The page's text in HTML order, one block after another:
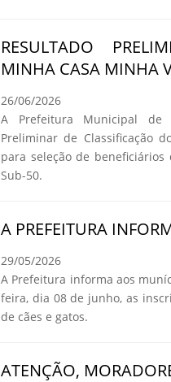
RESULTADO
MINHA CASA MINHA
26/06/2026
A Prefeitura Municipal de
Preliminar de Classificação
para seleção de beneficiários
Sub-50.
A PREFEITURA
29/05/2026
A Prefeitura informa aos
feira, dia 08 de junho, as
de cães e gatos.
ATENÇÃO,